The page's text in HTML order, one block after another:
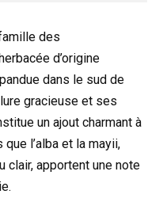
des
d’origine
dans le sud de
gracieuse et ses
un ajout charmant à
l’alba et la mayii,
clair, apportent une note